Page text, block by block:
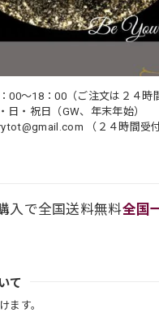
00〜18：00（ご注文は２４時
日・祝日（GW、年末年始）
（２４時間受
入で全国送料無料全国
て
ます。